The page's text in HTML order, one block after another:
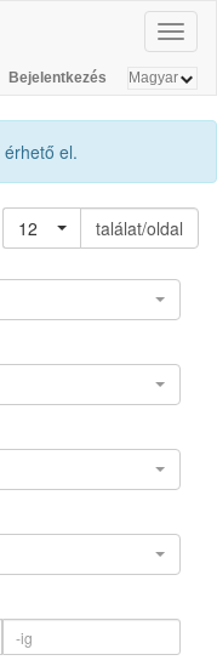
Bejelentkezés
érhető el.
12
találat/oldal